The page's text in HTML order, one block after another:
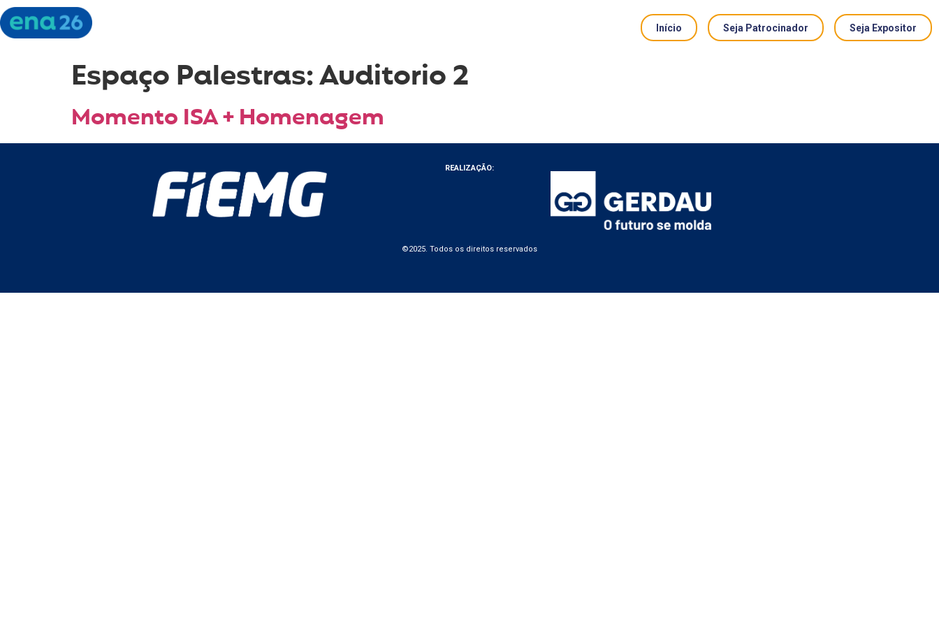
Início Seja Patrocinador Seja Expositor
Espaço Palestras:Auditorio 2
Momento ISA + Homenagem
REALIZAÇÃO:
©️2025. Todos os direitos reservados